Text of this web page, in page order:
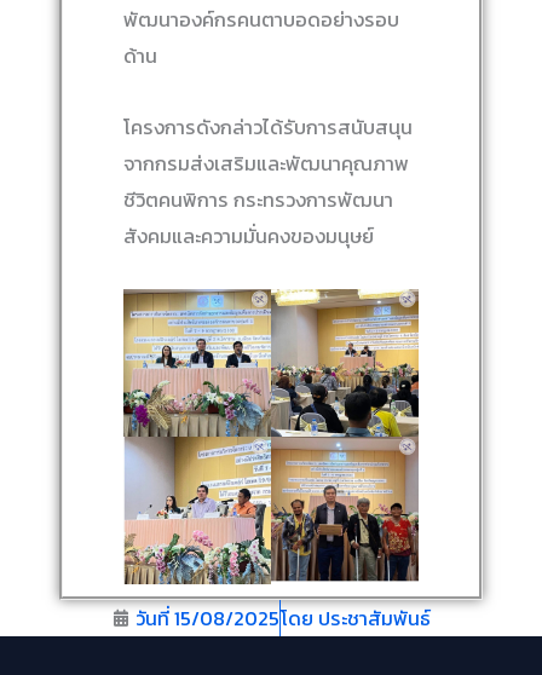
พัฒนาองค์กรคนตาบอดอย่างรอบ
ด้าน
โครงการดังกล่าวได้รับการสนับสนุน
จากกรมส่งเสริมและพัฒนาคุณภาพ
ชีวิตคนพิการ กระทรวงการพัฒนา
สังคมและความมั่นคงของมนุษย์
วันที่15/08/2025โดย ประชาสัมพันธ์